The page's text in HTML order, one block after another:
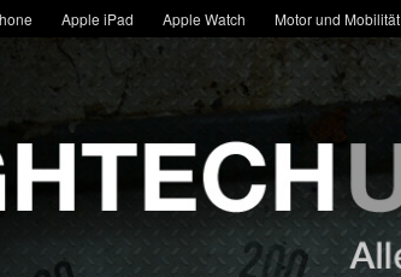
Apple iPad Apple Watch Motor und Mobilität